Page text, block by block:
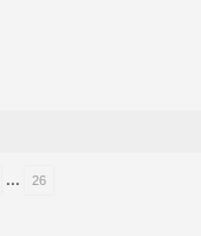
... 26